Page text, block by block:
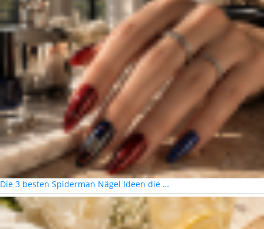
Die 3 besten Spiderman Nägel Ideen die …